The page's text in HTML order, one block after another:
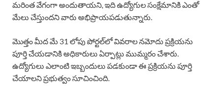
మరింత వేగంగా అందుతాయని, ఇది ఉద్యోగుల సంక్షేమానికి ఎంతో
మేలు చేస్తుందని వారు అభిప్రాయపడుతున్నారు.
మొత్తం మీద మే 31 లోపు పోర్టల్‌లో వివరాల నమోదు ప్రక్రియను
పూర్తి చేయడానికి అధికారులు ఏర్పాట్లు ముమ్మరం చేశారు.
ఉద్యోగులు ఎలాంటి ఇబ్బందులు పడకుండా ఈ ప్రక్రియను పూర్తి
చేయాలని ప్రభుత్వం సూచించింది.